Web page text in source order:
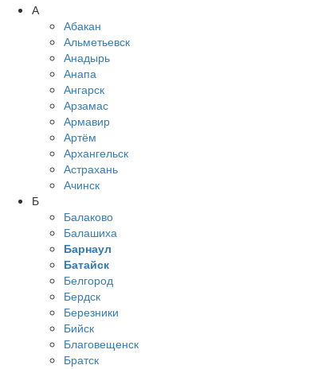
А
Абакан
Альметьевск
Анадырь
Анапа
Ангарск
Арзамас
Армавир
Артём
Архангельск
Астрахань
Ачинск
Б
Балаково
Балашиха
Барнаул
Батайск
Белгород
Бердск
Березники
Бийск
Благовещенск
Братск